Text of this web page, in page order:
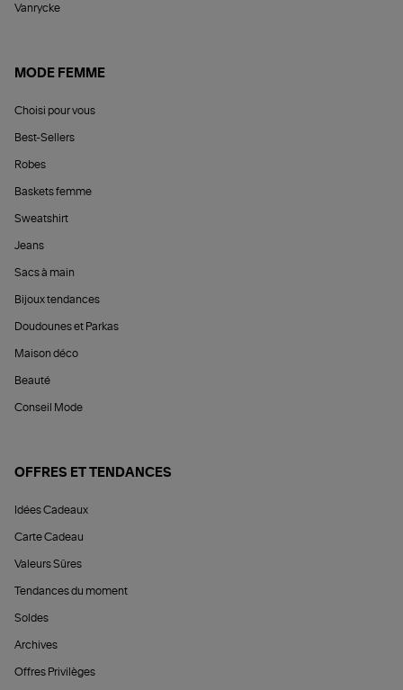
Vanrycke
MODE FEMME
Choisi pour vous
Best-Sellers
Robes
Baskets femme
Sweatshirt
Jeans
Sacs à main
Bijoux tendances
Doudounes et Parkas
Maison déco
Beauté
Conseil Mode
OFFRES ET TENDANCES
Idées Cadeaux
Carte Cadeau
Valeurs Sûres
Tendances du moment
Soldes
Archives
Offres Privilèges